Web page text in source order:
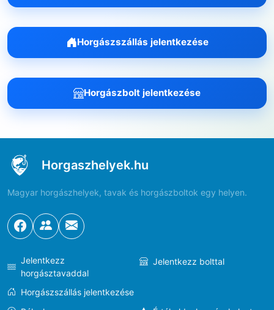
Horgászszállás jelentkezése
Horgászbolt jelentkezése
Horgaszhelyek.hu
Magyar horgászhelyek, tavak és horgászboltok egy helyen.
Jelentkezz
horgásztavaddal
Jelentkezz bolttal
Horgászszállás jelentkezése